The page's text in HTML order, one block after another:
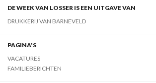
DE WEEK VAN LOSSER IS EEN UITGAVE VAN
DRUKKERIJ VAN BARNEVELD
PAGINA'S
VACATURES
FAMILIEBERICHTEN